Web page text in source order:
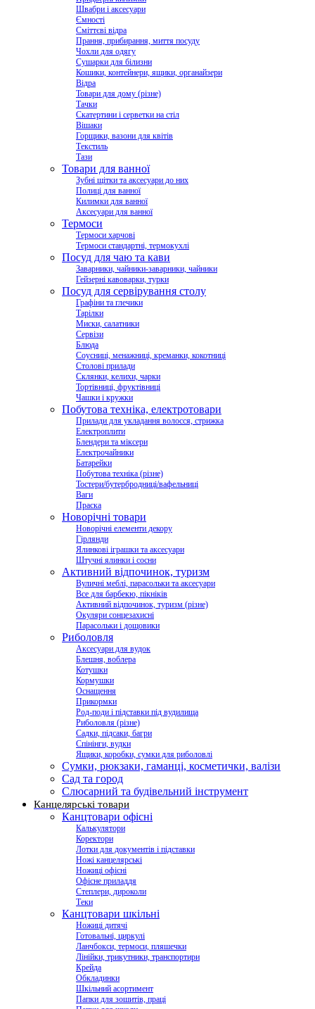
Швабри і аксесуари
Ємності
Сміттєві відра
Прання, прибирання, миття посуду
Чохли для одягу
Сушарки для білизни
Кошики, контейнери, ящики, органайзери
Відра
Товари для дому (різне)
Тачки
Скатертини і серветки на стіл
Вішаки
Горщики, вазони для квітів
Текстиль
Тази
Товари для ванної
Зубні щітки та аксесуари до них
Полиці для ванної
Килимки для ванної
Аксесуари для ванної
Термоси
Термоси харчові
Термоси стандартні, термокухлі
Посуд для чаю та кави
Заварники, чайники-заварники, чайники
Гейзерні кавоварки, турки
Посуд для сервірування столу
Графіни та глечики
Тарілки
Миски, салатники
Сервізи
Блюда
Соусниці, менажниці, креманки, кокотниці
Столові прилади
Склянки, келихи, чарки
Тортівниці, фруктівниці
Чашки і кружки
Побутова техніка, електротовари
Прилади для укладання волосся, стрижка
Електроплити
Блендери та міксери
Електрочайники
Батарейки
Побутова техніка (різне)
Тостери/бутербродниці/вафельниці
Ваги
Праска
Новорічні товари
Новорічні елементи декору
Гірлянди
Ялинкові іграшки та аксесуари
Штучні ялинки і сосни
Активний відпочинок, туризм
Вуличні меблі, парасольки та аксесуари
Все для барбекю, пікніків
Активний відпочинок, туризм (різне)
Окуляри сонцезахисні
Парасольки і дощовики
Риболовля
Аксесуари для вудок
Блешня, воблера
Котушки
Кормушки
Оснащення
Прикормки
Род-поди і підставки під вудилища
Риболовля (різне)
Садки, підсаки, багри
Спінінги, вудки
Ящики, коробки, сумки для риболовлі
Сумки, рюкзаки, гаманці, косметички, валізи
Сад та город
Слюсарний та будівельний інструмент
Канцелярські товари
Канцтовари офісні
Калькулятори
Коректори
Лотки для документів і підставки
Ножі канцелярські
Ножиці офісні
Офісне приладдя
Степлери, дироколи
Теки
Канцтовари шкільні
Ножиці дитячі
Готовальні, циркулі
Ланчбокси, термоси, пляшечки
Лінійки, трикутники, транспортири
Крейда
Обкладинки
Шкільний асортимент
Папки для зошитів, праці